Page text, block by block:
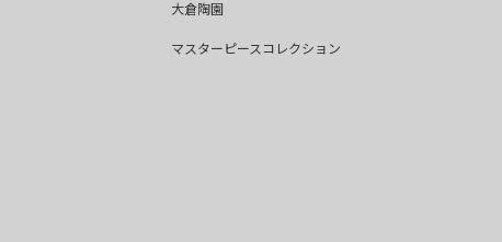
大倉陶園
マスターピースコレクション